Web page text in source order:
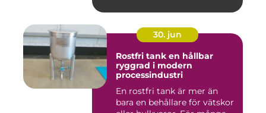
30. jun
Rostfri tank en hållbar
ryggrad i modern
processindustri
En rostfri tank är mer än
bara en behållare för vätskor